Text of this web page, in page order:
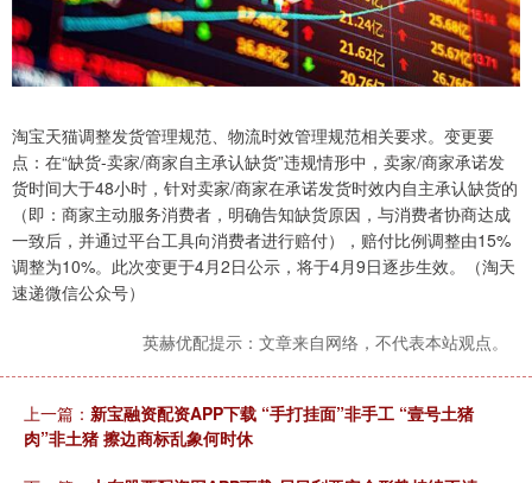
淘宝天猫调整发货管理规范、物流时效管理规范相关要求。变更要
点：在“缺货-卖家/商家自主承认缺货”违规情形中，卖家/商家承诺发
货时间大于48小时，针对卖家/商家在承诺发货时效内自主承认缺货的
（即：商家主动服务消费者，明确告知缺货原因，与消费者协商达成
一致后，并通过平台工具向消费者进行赔付），赔付比例调整由15%
调整为10%。此次变更于4月2日公示，将于4月9日逐步生效。（淘天
速递微信公众号）
英赫优配提示：文章来自网络，不代表本站观点。
上一篇： 新宝融资配资APP下载 “手打挂面”非手工 “壹号土猪
肉”非土猪 擦边商标乱象何时休